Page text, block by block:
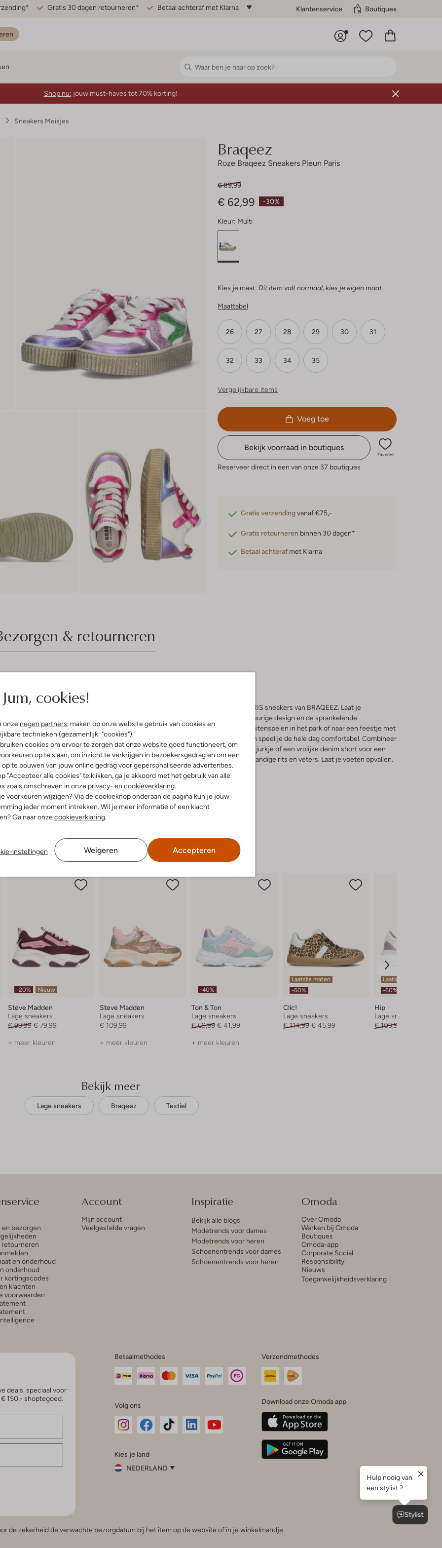
Gratis 30 dagen retourneren* Betaal achteraf met Klarna Klantenservice Boutiques
Jum, cookies!
onze negen partners, maken op onze website gebruik van cookies en
technieken (gezamenlijk: "cookies").
cookies om ervoor te zorgen dat onze website goed functioneert, om
op te slaan, om inzicht te verkrijgen in bezoekersgedrag en om een
op te bouwen van jouw online gedrag voor gepersonaliseerde advertenties.
"Accepteer alle cookies" te klikken, ga je akkoord met het gebruik van alle
zoals omschreven in onze privacy- en cookieverklaring.
voorkeuren wijzigen? Via de cookieknop onderaan de pagina kun je jouw
ieder moment intrekken. Wil je meer informatie of een klacht
Ga naar onzecookieverklaring.
instellingen Weigeren Accepteren
Shop nu: jouw must-haves tot 70% korting!
Sneakers Meisjes
Braqeez
Roze Braqeez Sneakers Pleun Paris
-30%
€ 89,99
€ 62,99
Kleur: Multi
Kies je maat: Dit item valt normaal, kies je eigen maat
Maattabel
26 27 28 29 30 31
32 33 34 35
Vergelijkbare items
Voeg toe
Bekijk voorraad in boutiques
Favoriet
Reserveer direct in een van onze 37 boutiques
Gratis verzendingvanaf €75,-
Gratis retourneren binnen 30 dagen*
Betaal achteraf met Klarna
& retourneren
& Pasvorm
Textiel
Textiel
Rubber
Veter
Ronde Neus
Stap de lente en zomer in met de PLEUN PARIS sneakers van BRAQEEZ. Laat je
persoonlijkheid zien met het vrolijke, meerkleurige design en de sprankelende
glitterdetails. Draag ze tijdens een middag buitenspelen in het park of naar een feestje met
vriendinnetjes. Dankzij de stevige zool ren en speel je de hele dag comfortabel. Combineer
deze stoere sneakers met je favoriete zomerjurkje of een vrolijke denim short voor een
speelse look. Trek ze snel aan en uit met de handige rits en veters. Laat je voeten opvallen.
-20% Nieuw
Steve Madden
Lage sneakers
€ 99,99 € 79,99
+ meer kleuren
Steve Madden
Lage sneakers
€ 109,99
+ meer kleuren
-40%
Ton & Ton
Lage sneakers
€ 69,99 € 41,99
+ meer kleuren
Laatste maten
-60%
Clic!
Lage sneakers
€ 114,99 € 45,99
Laatste item
-60%
Hip
Lage sneakers
€ 109,95
Bekijk meer
Lage sneakers Braqeez Textiel
en bezorgen
retourneren
en onderhoud
onderhoud
kortingscodes
klachten
voorwaarden
Account
Mijn account
Veelgestelde vragen
Inspiratie
Bekijk alle blogs
Modetrends voor dames
Modetrends voor heren
Schoenentrends voor dames
Schoenentrends voor heren
Omoda
Over Omoda
Werken bij Omoda
Boutiques
Omoda-app
Corporate Social
Responsibility
Nieuws
Toegankelijkheidsverklaring
deals, speciaal voor
150,- shoptegoed.
Betaalmethodes
Volg ons
InstagramFacebook
Kies je land
NEDERLAND
België (Nederlands)
Verzendmethodes
Download onze Omoda app
de zekerheid de verwachte bezorgdatum bij het item op de website of in je winkelmandje.